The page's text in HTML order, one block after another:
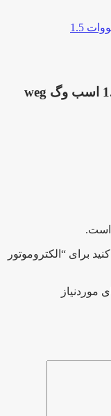
است.
برای “الکتروموتور
موردنیاز